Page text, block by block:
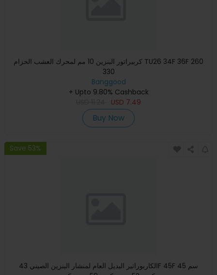
كربيراتور البنزين 10 مم لمحرك العشب الحزام TU26 34F 36F 260
330
Banggood
+ Upto 9.80% Cashback
USD 7.49
Buy Now
Save 53%
الكاربوراتير البديل العام لمنشار البنزين الصيني 43F 45F 45 سم